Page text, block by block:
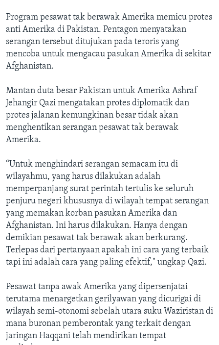
Program pesawat tak berawak Amerika memicu protes
anti Amerika di Pakistan. Pentagon menyatakan
serangan tersebut ditujukan pada teroris yang
mencoba untuk mengacau pasukan Amerika di sekitar
Afghanistan.
Mantan duta besar Pakistan untuk Amerika Ashraf
Jehangir Qazi mengatakan protes diplomatik dan
protes jalanan kemungkinan besar tidak akan
menghentikan serangan pesawat tak berawak
Amerika.
“Untuk menghindari serangan semacam itu di
wilayahmu, yang harus dilakukan adalah
memperpanjang surat perintah tertulis ke seluruh
penjuru negeri khususnya di wilayah tempat serangan
yang memakan korban pasukan Amerika dan
Afghanistan. Ini harus dilakukan. Hanya dengan
demikian pesawat tak berawak akan berkurang.
Terlepas dari pertanyaan apakah ini cara yang terbaik
tapi ini adalah cara yang paling efektif," ungkap Qazi.
Pesawat tanpa awak Amerika yang dipersenjatai
terutama menargetkan gerilyawan yang dicurigai di
wilayah semi-otonomi sebelah utara suku Waziristan di
mana buronan pemberontak yang terkait dengan
jaringan Haqqani telah mendirikan tempat